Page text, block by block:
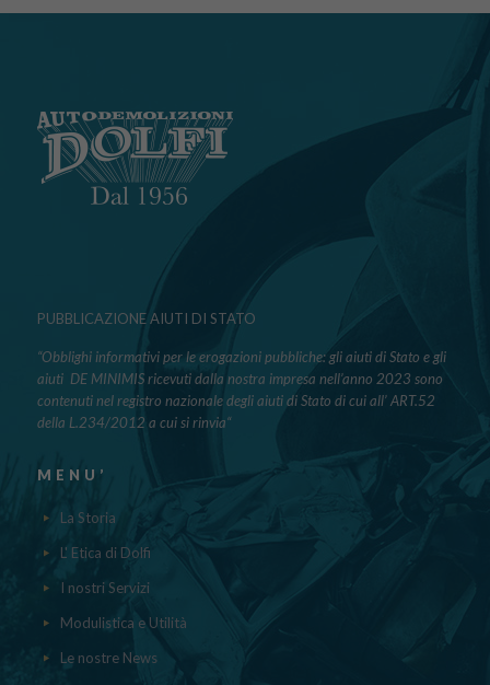
PUBBLICAZIONE AIUTI DI STATO
“Obblighi informativi per le erogazioni pubbliche: gli aiuti di Stato e gli
aiuti DE MINIMIS ricevuti dalla nostra impresa nell’anno 2023 sono
contenuti nel registro nazionale degli aiuti di Stato di cui all’ ART.52
della L.234/2012 a cui si rinvia“
MENU’
La Storia
L' Etica di Dolfi
I nostri Servizi
Modulistica e Utilità
Le nostre News